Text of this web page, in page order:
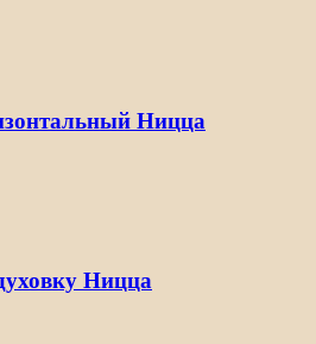
Ницца
Ницца